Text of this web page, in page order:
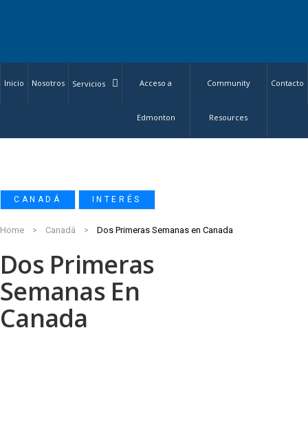
Inicio Nosotros Servicios Acceso a
Edmonton
Community
Resources
Contacto
CANADÁ INTERÉS
Home Canadá Dos Primeras Semanas en Canada
Dos Primeras
Semanas En
Canada